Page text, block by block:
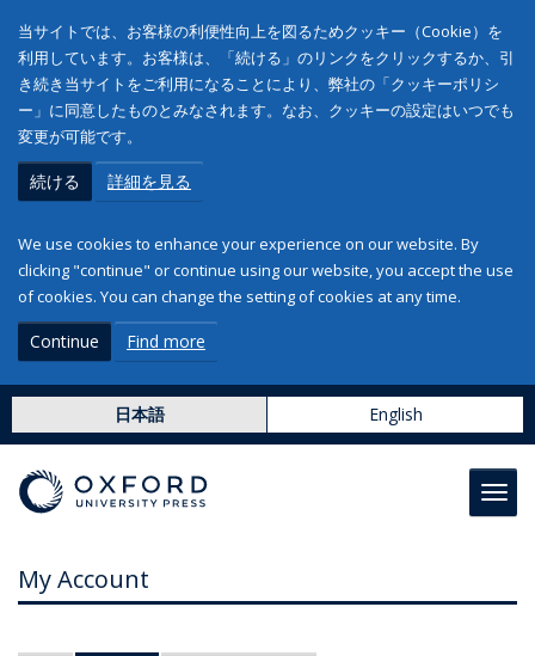
当サイトでは、お客様の利便性向上を図るためクッキー（Cookie）を
利用しています。お客様は、「続ける」のリンクをクリックするか、引
き続き当サイトをご利用になることにより、弊社の「クッキーポリシ
ー」に同意したものとみなされます。なお、クッキーの設定はいつでも
変更が可能です。
続ける 詳細を見る
We use cookies to enhance your experience on our website. By
clicking "continue" or continue using our website, you accept the use
of cookies. You can change the setting of cookies at any time.
Continue Find more
日本語 English
My Account